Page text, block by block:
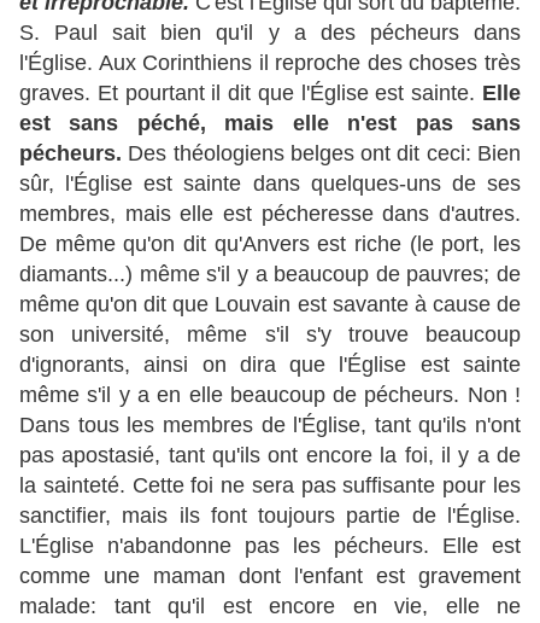
S. Paul sait bien qu'il y a des pécheurs dans
l'Église. Aux Corinthiens il reproche des choses très
graves. Et pourtant il dit que l'Église est sainte. Elle
est sans péché, mais elle n'est pas sans
pécheurs. Des théologiens belges ont dit ceci: Bien
sûr, l'Église est sainte dans quelques-uns de ses
membres, mais elle est pécheresse dans d'autres.
De même qu'on dit qu'Anvers est riche (le port, les
diamants...) même s'il y a beaucoup de pauvres; de
même qu'on dit que Louvain est savante à cause de
son université, même s'il s'y trouve beaucoup
d'ignorants, ainsi on dira que l'Église est sainte
même s'il y a en elle beaucoup de pécheurs. Non !
Dans tous les membres de l'Église, tant qu'ils n'ont
pas apostasié, tant qu'ils ont encore la foi, il y a de
la sainteté. Cette foi ne sera pas suffisante pour les
sanctifier, mais ils font toujours partie de l'Église.
L'Église n'abandonne pas les pécheurs. Elle est
comme une maman dont l'enfant est gravement
malade: tant qu'il est encore en vie, elle ne